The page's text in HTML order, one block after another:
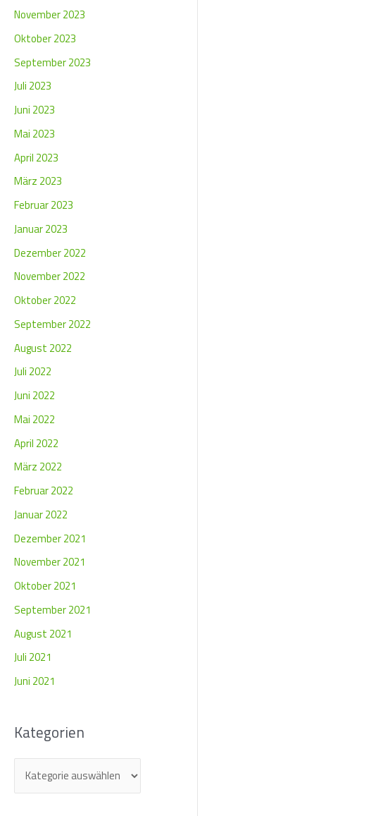
November 2023
Oktober 2023
September 2023
Juli 2023
Juni 2023
Mai 2023
April 2023
März 2023
Februar 2023
Januar 2023
Dezember 2022
November 2022
Oktober 2022
September 2022
August 2022
Juli 2022
Juni 2022
Mai 2022
April 2022
März 2022
Februar 2022
Januar 2022
Dezember 2021
November 2021
Oktober 2021
September 2021
August 2021
Juli 2021
Juni 2021
Kategorien